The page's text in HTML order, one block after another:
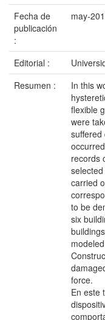
Fecha de
publicación
:
may-
Editorial :
Resumen :
In this
flexible
were
suffered
records
carried
to be
six
force.
En este